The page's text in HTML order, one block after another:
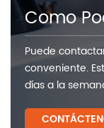
Como
Puede
conveniente.
días a la